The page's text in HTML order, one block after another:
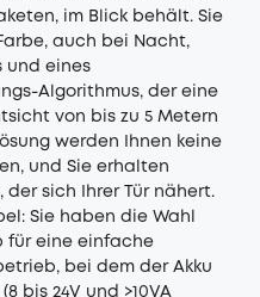
im Blick behält. Sie
auch bei Nacht,
und eines
Algorithmus, der eine
von bis zu 5 Metern
werden Ihnen keine
und Sie erhalten
der sich Ihrer Tür nähert.
Sie haben die Wahl
für eine einfache
bei dem der Akku
bis 24V und >10VA